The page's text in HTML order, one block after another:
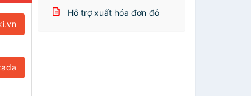
Hỗ trợ xuất hóa đơn đỏ